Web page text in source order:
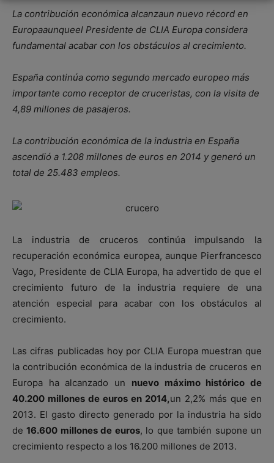
La contribución económica alcanzaun nuevo récord en
Europaaunqueel Presidente de CLIA Europa considera
fundamental acabar con los obstáculos al crecimiento.
España continúa como segundo mercado europeo más
importante como receptor de cruceristas, con la visita de
4,89 millones de pasajeros.
La contribución económica de la industria en España
ascendió a 1.208 millones de euros en 2014 y generó un
total de 25.483 empleos.
La industria de cruceros continúa impulsando la
recuperación económica europea, aunque Pierfrancesco
Vago, Presidente de CLIA Europa, ha advertido de que el
crecimiento futuro de la industria requiere de una
atención especial para acabar con los obstáculos al
crecimiento.
Las cifras publicadas hoy por CLIA Europa muestran que
la contribución económica de la industria de cruceros en
Europa ha alcanzado un nuevo máximo histórico de
40.200 millones de euros en 2014,un 2,2% más que en
2013. El gasto directo generado por la industria ha sido
de16.600 millones de euros, lo que también supone un
crecimiento respecto a los 16.200 millones de 2013.